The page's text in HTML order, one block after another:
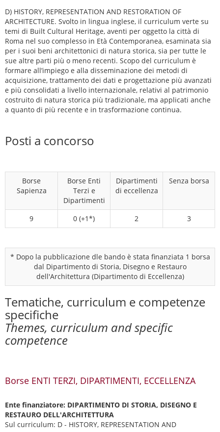
D) HISTORY, REPRESENTATION AND RESTORATION OF
ARCHITECTURE. Svolto in lingua inglese, il curriculum verte su
temi di Built Cultural Heritage, aventi per oggetto la città di
Roma nel suo complesso in Età Contemporanea, esaminata sia
per i suoi beni architettonici di natura storica, sia per tutte le
sue altre parti più o meno recenti. Scopo del curriculum è
formare all’impiego e alla disseminazione dei metodi di
acquisizione, trattamento dei dati e progettazione più avanzati
e più consolidati a livello internazionale, relativi al patrimonio
costruito di natura storica più tradizionale, ma applicati anche
a quanto di più recente e in trasformazione continua.
Posti a concorso
Borse
Sapienza
Borse Enti
Terzi e
Dipartimenti
Dipartimenti
di eccellenza
Senza borsa
9 0 (+1*) 2 3
* Dopo la pubblicazione dle bando è stata finanziata 1 borsa
dal Dipartimento di Storia, Disegno e Restauro
dell'Architettura (Dipartimento di Eccellenza)
Tematiche, curriculum e competenze
specifiche
Themes, curriculum and specific
competence
Borse ENTI TERZI, DIPARTIMENTI, ECCELLENZA
Ente finanziatore: DIPARTIMENTO DI STORIA, DISEGNO E
RESTAURO DELL'ARCHITETTURA
Sul curriculum: D - HISTORY, REPRESENTATION AND